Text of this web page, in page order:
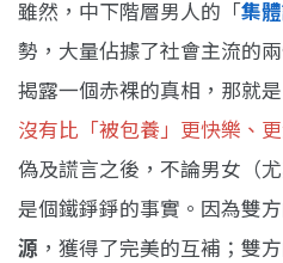
雖然，中下階層男人的「集
勢，大量佔據了社會主流的
揭露一個赤裸的真相，那就是
沒有比「被包養」更快樂、
偽及謊言之後，不論男女（
是個鐵錚錚的事實。因為雙
源 ，獲得了完美的互補；雙